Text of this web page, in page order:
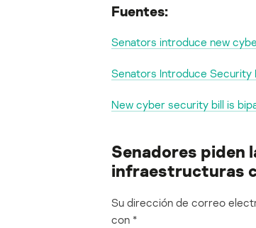
Fuentes:
Senators introduce new
Senators Introduce Security
New cyber security bill is
Senadores piden
infraestructuras
Su dirección de correo
con *